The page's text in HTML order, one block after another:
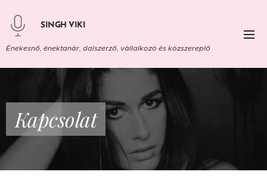
SINGH VIKI
Énekesnő, énektanár, dalszerző, vállalkozó és közszereplő
Kapcsolat